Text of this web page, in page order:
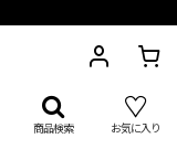
商品検索 お気に入り